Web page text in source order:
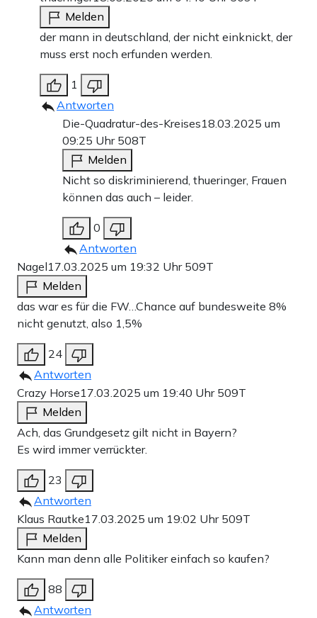
Melden
der mann in deutschland, der nicht einknickt, der
muss erst noch erfunden werden.
1
Antworten
Die-Quadratur-des-Kreises18.03.2025 um
09:25 Uhr 508T
Melden
Nicht so diskriminierend, thueringer, Frauen
können das auch – leider.
0
Antworten
Nagel17.03.2025 um 19:32 Uhr 509T
Melden
das war es für die FW…Chance auf bundesweite 8%
nicht genutzt, also 1,5%
24
Antworten
Crazy Horse17.03.2025 um 19:40 Uhr 509T
Melden
Ach, das Grundgesetz gilt nicht in Bayern?
Es wird immer verrückter.
23
Antworten
Klaus Rautke17.03.2025 um 19:02 Uhr 509T
Melden
Kann man denn alle Politiker einfach so kaufen?
88
Antworten